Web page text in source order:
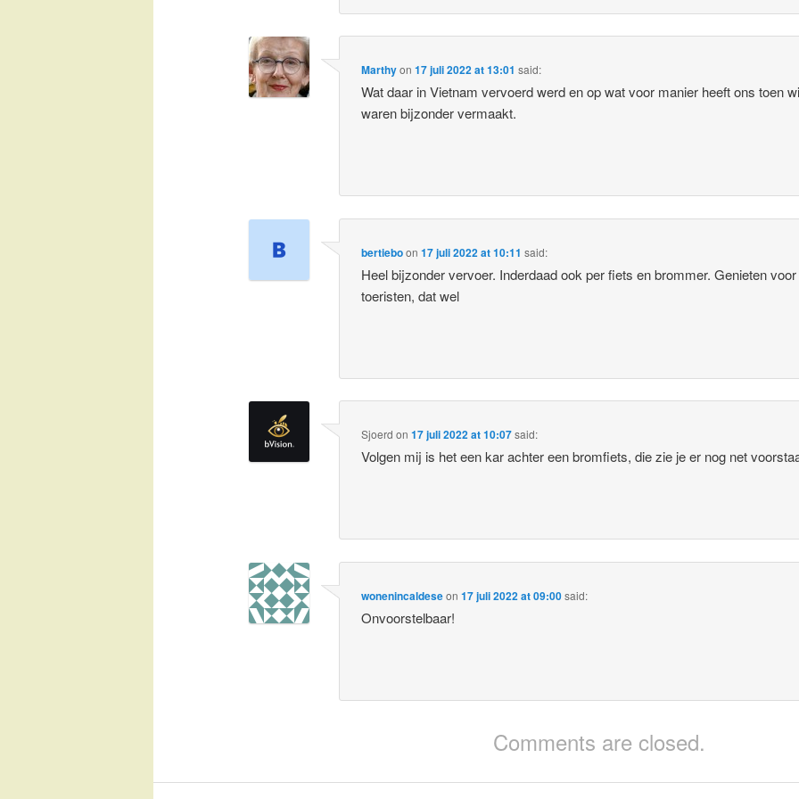
Marthyon17 juli 2022 at 13:01 said:
Wat daar in Vietnam vervoerd werd en op wat voor manier heeft ons toen
waren bijzonder vermaakt.
bertieboon17 juli 2022 at 10:11 said:
Heel bijzonder vervoer. Inderdaad ook per fiets en brommer. Genieten voor
toeristen, dat wel
Sjoerd on17 juli 2022 at 10:07said:
Volgen mij is het een kar achter een bromfiets, die zie je er nog net
wonenincaldeseon17 juli 2022 at 09:00said:
Onvoorstelbaar!
Comments are closed.